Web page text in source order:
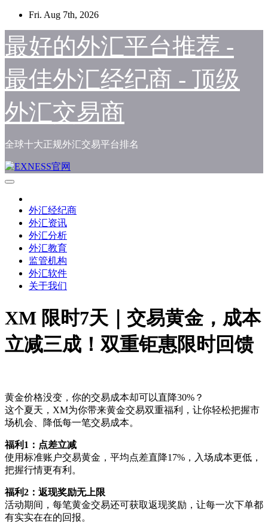
Skip
content
Fri. Aug 7th, 2026
最好的外汇平台推荐 -
最佳外汇经纪商 - 顶级
外汇交易商
全球十大正规外汇交易平台排名
外汇经纪商
外汇资讯
外汇分析
外汇教育
监管机构
外汇软件
关于我们
XM 限时7天｜交易黄金，成本
立减三成！双重钜惠限时回馈
黄金价格没变，你的交易成本却可以直降30%？
这个夏天，XM为你带来黄金交易双重福利，让你轻松把握市
场机会、降低每一笔交易成本。
福利1：点差立减
使用标准账户交易黄金，平均点差直降17%，入场成本更低，
把握行情更有利。
福利2：返现奖励无上限
活动期间，每笔黄金交易还可获取返现奖励，让每一次下单都
有实实在在的回报。